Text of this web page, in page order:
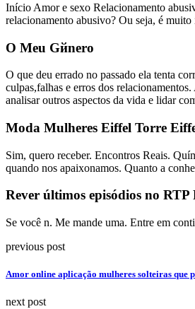
Início Amor e sexo Relacionamento
relacionamento abusivo? Ou seja, é
O Meu Gйnero
O que deu errado no passado ela tenta
culpas,falhas e erros dos
analisar outros aspectos da vida e lidar
Moda Mulheres Eiffel Torre
Sim, quero receber. Encontros Reais.
quando nos apaixonamos. Quanto a
Rever últimos episódios no RTP
Se você n. Me mande uma. Entre em
previous post
Amor online aplicação mulheres solteiras que
next post